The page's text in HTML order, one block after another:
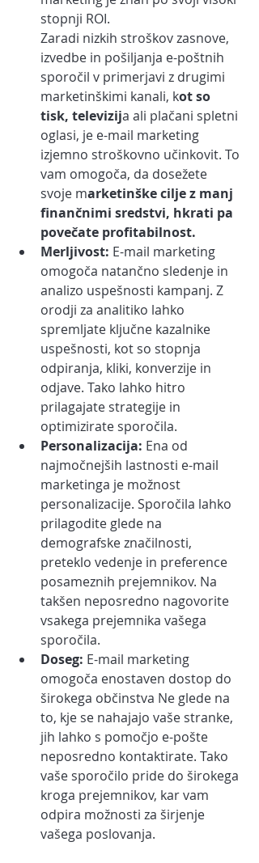
stopnji ROI.
Zaradi nizkih stroškov zasnove,
izvedbe in pošiljanja e-poštnih
sporočil v primerjavi z drugimi
marketinškimi kanali, kot so
tisk, televizija ali plačani spletni
oglasi, je e-mail marketing
izjemno stroškovno učinkovit. To
vam omogoča, da dosežete
svoje marketinške cilje z manj
finančnimi sredstvi, hkrati pa
povečate profitabilnost.
Merljivost: E-mail marketing
omogoča natančno sledenje in
analizo uspešnosti kampanj. Z
orodji za analitiko lahko
spremljate ključne kazalnike
uspešnosti, kot so stopnja
odpiranja, kliki, konverzije in
odjave. Tako lahko hitro
prilagajate strategije in
optimizirate sporočila.
Personalizacija: Ena od
najmočnejših lastnosti e-mail
marketinga je možnost
personalizacije. Sporočila lahko
prilagodite glede na
demografske značilnosti,
preteklo vedenje in preference
posameznih prejemnikov. Na
takšen neposredno nagovorite
vsakega prejemnika vašega
sporočila.
Doseg: E-mail marketing
omogoča enostaven dostop do
širokega občinstva Ne glede na
to, kje se nahajajo vaše stranke,
jih lahko s pomočjo e-pošte
neposredno kontaktirate. Tako
vaše sporočilo pride do širokega
kroga prejemnikov, kar vam
odpira možnosti za širjenje
vašega poslovanja.